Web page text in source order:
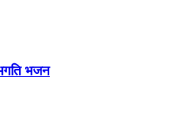
भजन